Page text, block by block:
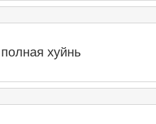
полная хуйнь